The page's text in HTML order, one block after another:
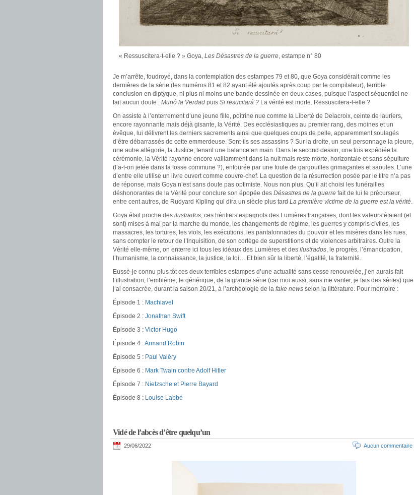
« Ressuscitera-t-elle ? » Goya, Les Désastres de la guerre, estampe n° 80
Je m’arrête, foudroyé, dans la contemplation des estampes 79 et 80, que Goya considérait comme les
dernières de la série (les numéros 81 et 82 ayant été ajoutés après coup par le compilateur), terrible
conclusion en diptyque, ni plus ni moins une bande dessinée en deux cases, puisque l’aspect séquentiel ne
fait aucun doute : Murió la Verdad puis Si resucitará ? La vérité est morte. Ressuscitera-t-elle ?
On assiste à l’enterrement d’une jeune fille, poitrine nue comme la Liberté de Delacroix, ceinte de lauriers,
encore rayonnante mais déjà gisante, la Vérité. Des ecclésiastiques au premier rang, des moines et un
évêque, lui délivrent les derniers sacrements ainsi que quelques coups de pelle, apparemment soulagés
d’être débarrassés de cette emmerdeuse. Sont-ils ses assassins ? Sur la droite, un seul personnage la pleure,
une autre allégorie, la Justice, tenant une balance en main. Dans le second dessin, une fois expédiée la
cérémonie, la Vérité rayonne encore vaillamment dans la nuit mais reste morte, horizontale et sans sépulture
(l’a-t-on jetée dans la fosse commune ?), entourée par une foule de gargouilles grimaçantes et saoules. L’une
d’entre elle utilise un livre ouvert comme couvre-chef. La question de la résurrection posée par le titre n’a pas
de réponse, mais Goya n’est sans doute pas optimiste. Nous non plus. Qu’il ait choisi les funérailles
déshonorantes de la Vérité pour conclure son épopée des Désastres de la guerre fait de lui le précurseur,
entre cent autres, de Rudyard Kipling qui dira un siècle plus tard La première victime de la guerre est la vérité.
Goya était proche des ilustrados, ces héritiers espagnols des Lumières françaises, dont les valeurs étaient (et
sont) mises à mal par la marche du monde, les changements de régime, les guerres y compris civiles, les
massacres, les tortures, les viols, les exécutions, les pantalonnades du pouvoir et les misères dans les rues,
sans compter le retour de l’Inquisition, de son cortège de superstitions et de violences arbitraires. Outre la
Vérité elle-même, on enterre ici tous les idéaux des Lumières et des ilustrados, le progrès, l’émancipation,
l’humanisme, la connaissance, la justice, la loi… Et bien sûr la liberté, l’égalité, la fraternité.
Eussè-je connu plus tôt ces deux terribles estampes d’une actualité sans cesse renouvelée, j’en aurais fait
l’illustration, l’emblème, le générique, de la grande série (car moi aussi, sans me vanter, je fais des séries) que
j’ai consacrée, durant la saison 20/21, à l’archéologie de la fake news selon la littérature. Pour mémoire :
Épisode 1 : Machiavel
Épisode 2 : Jonathan Swift
Épisode 3 : Victor Hugo
Épisode 4 :Armand Robin
Épisode 5 : Paul Valéry
Épisode 6 : Mark Twain contre Adolf Hitler
Épisode 7 : Nietzsche et Pierre Bayard
Épisode 8 : Louise Labbé
Vidé de l’abcès d’être quelqu’un
29/06/2022 Aucun commentaire